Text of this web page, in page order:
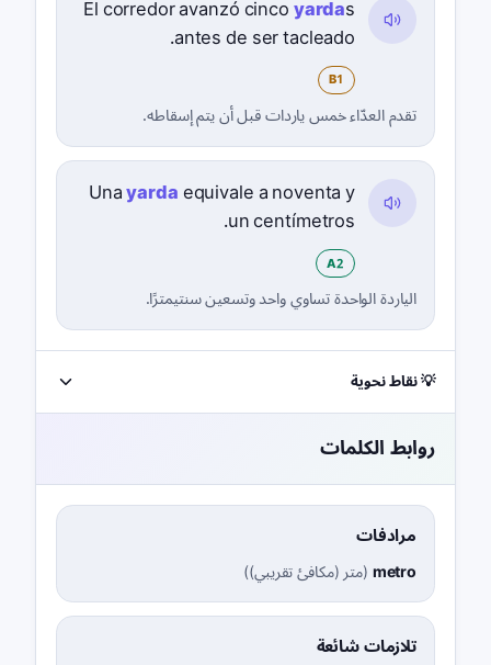
El corredor avanzó cincoyardas
antes de ser tacleado.
B1
تقدم العدّاء خمس ياردات قبل أن يتم إسقاطه.
Unayardaequivale a noventa y
un centímetros.
A2
الياردة الواحدة تساوي واحد وتسعين سنتيمترًا.
💡 نقاط نحوية
روابط الكلمات
مرادفات
metro
(متر (مكافئ تقريبي))
تلازمات شائعة